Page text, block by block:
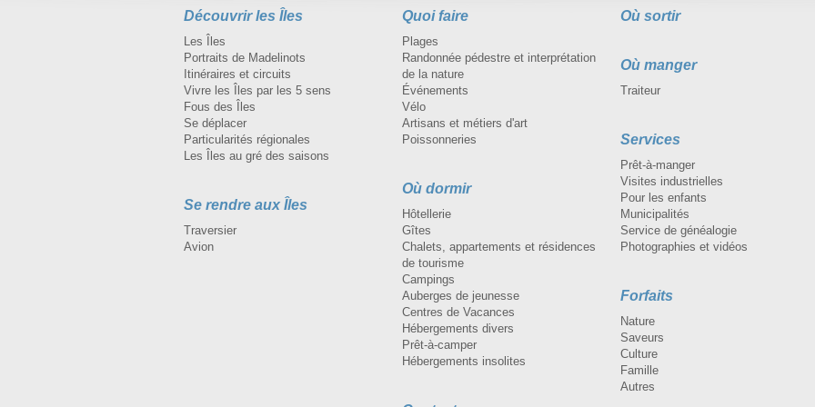
choix pour tous vos besoins courts, moyens
ou longs termes!
Découvrir les Îles
Les Îles
Portraits de Madelinots
Itinéraires et circuits
Vivre les Îles par les 5 sens
Fous des Îles
Se déplacer
Particularités régionales
Les Îles au gré des saisons
Se rendre aux Îles
Traversier
Avion
Quoi faire
Plages
Randonnée pédestre et interprétation
de la nature
Événements
Vélo
Artisans et métiers d'art
Poissonneries
Où dormir
Hôtellerie
Gîtes
Chalets, appartements et résidences
de tourisme
Campings
Auberges de jeunesse
Centres de Vacances
Hébergements divers
Prêt-à-camper
Hébergements insolites
Où sortir
Où manger
Traiteur
Services
Prêt-à-manger
Visites industrielles
Pour les enfants
Municipalités
Service de généalogie
Photographies et vidéos
Forfaits
Nature
Saveurs
Culture
Famille
Autres